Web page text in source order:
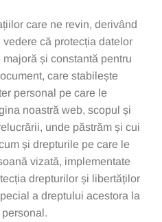
care ne revin, derivând
că protecția datelor
și constantă pentru
care stabilește
personal pe care le
noastră web, scopul și
unde păstrăm și cui
și drepturile pe care le
vizată, implementate
drepturilor și libertăților
a dreptului acestora la